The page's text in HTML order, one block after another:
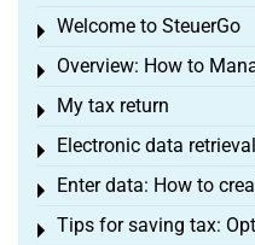
Welcome to SteuerGo
Toggle menu
Overview: How to
Toggle menu
My tax return
Toggle menu
Electronic data
Toggle menu
Enter data: How to
Toggle menu
Tips for saving tax:
Toggle menu